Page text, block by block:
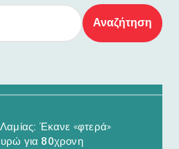
Αναζήτηση
Έκανε «φτερά»
για 80χρονη